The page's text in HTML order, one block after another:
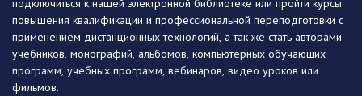
подключиться к нашей электронной библиотеке или пройти курсы
повышения квалификации и профессиональной переподготовки с
применением дистанционных технологий, а так же стать авторами
учебников, монографий, альбомов, компьютерных обучающих
программ, учебных программ, вебинаров, видео уроков или
фильмов.